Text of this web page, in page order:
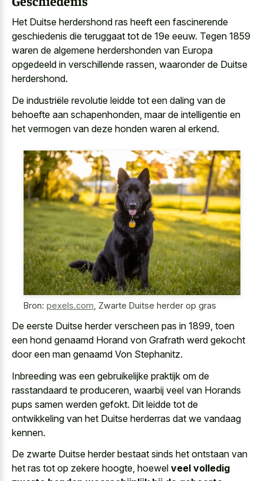
Het Duitse herdershond ras heeft een fascinerende
geschiedenis die teruggaat tot de 19e eeuw. Tegen 1859
waren de algemene herdershonden van Europa
opgedeeld in verschillende rassen, waaronder de Duitse
herdershond.
De industriële revolutie leidde tot een daling van de
behoefte aan schapenhonden, maar de intelligentie en
het vermogen van deze honden waren al erkend.
Bron: pexels.com Zwarte Duitse herder op gras
De eerste Duitse herder verscheen pas in 1899, toen
een hond genaamd Horand von Grafrath werd gekocht
door een man genaamd Von Stephanitz.
Inbreeding was een gebruikelijke praktijk om de
rasstandaard te produceren, waarbij veel van Horands
pups samen werden gefokt. Dit leidde tot de
ontwikkeling van het Duitse herderras dat we vandaag
kennen.
De zwarte Duitse herder bestaat sinds het ontstaan van
het ras tot op zekere hoogte, hoewel veel volledig